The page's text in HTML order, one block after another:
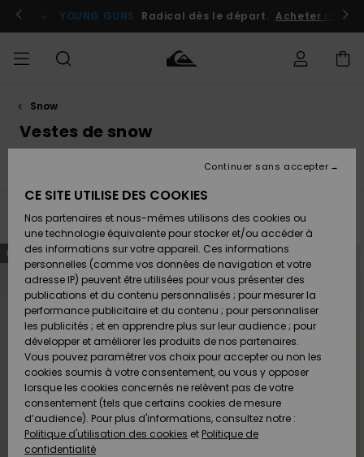
de
grille
des
produits
Se connecter / s'inscrire
YOUNG GUNS Radical dès le départ. Acheter
HOMME
Chaussures
& Tongs
Surf
Snow
Nouveautés
Chaussures
& Tongs
Surf
Snow
Nouveautés
FEMME
A
Découvrir
Snow
SURF
Shop
Surf
Shop
Enfant
Highlights
Communauté
SNOW
Shop
Snow
Shop
Enfant
Snow
Shop
Femme
A
Découvrir
Communauté
OUTLET
Homme
Enfant
Outlet
Femme
AIDE &
CONTACT
commande
Retours
Paiement
Carte
Cadeau
Quiksilver
Freedom
Protection
des
MAGASINS
Snow
Vestes de snow
Pantalons de Snow Couches
Filtrer & Trier 25Resultats
Passer
aux
critères
filtrage
recherche
Aller
trier
NOUVEAUTÉ NOUVEAUTÉ
CE SITE UTILISE DES COOKIES
Nos partenaires et nous-mêmes utilisons des cookies ou
une technologie équivalente pour stocker et/ou accéder à
des informations sur votre appareil. Ces informations
personnelles (comme vos données de navigation et votre
adresse IP) peuvent être utilisées pour vous présenter des
publications et du contenu personnalisés ; pour mesurer la
performance publicitaire et du contenu ; pour personnaliser
les publicités ; et en apprendre plus sur leur audience ; pour
développer et améliorer les produits de nos partenaires.
Vous pouvez paramétrer vos choix pour accepter ou non les
cookies soumis à votre consentement, ou vous y opposer
lorsque les cookies concernés ne relèvent pas de votre
consentement (tels que certains cookies de mesure
d’audience). Pour plus d'informations, consultez notre :
Politique d'utilisation des cookies et Politique de
confidentialité
Continuer sans accepter